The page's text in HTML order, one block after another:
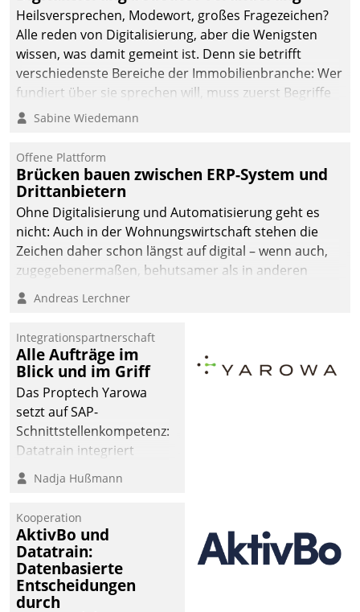
Heilsversprechen, Modewort, großes Fragezeichen?
Alle reden von Digitalisierung, aber die Wenigsten
wissen, was damit gemeint ist. Denn sie betrifft
verschiedenste Bereiche der Immobilienbranche: Wer
fundiert über sie sprechen will, muss zuerst Begriffe
klären. Ein Aspekt ist die betriebliche Optimierung:
Einsparungen durch optimierte und automatisierte
Prozesse. Doch man darf nicht zu viel erwarten: Allein
mit der Einführung einer neuen Software ist es nicht
getan. Die Digitalisierung erfordert von Unternehmen
die Bereitschaft, sich zu überprüfen, zu hinterfragen
und zu verändern.
Sabine Wiedemann
Offene Plattform
Brücken bauen zwischen ERP-System und
Drittanbietern
Ohne Digitalisierung und Automatisierung geht es
nicht: Auch in der Wohnungswirtschaft stehen die
Zeichen daher schon längst auf digital – wenn auch,
zugegebenermaßen, behutsamer als in anderen
Branchen.
Andreas Lerchner
Integrationspartnerschaft
Alle Aufträge im
Blick und im Griff
Das Proptech Yarowa
setzt auf SAP-
Schnittstellenkompetenz:
Datatrain integriert
Yarowas Portal zur
Vergabe und Verwaltung
operativen
Instandhaltung in die
SAP-Systemlandschaft
deutscher
Wohnungsunternehmen
Nadja Hußmann
Kooperation
AktivBo und
Datatrain:
Datenbasierte
Entscheidungen
durch